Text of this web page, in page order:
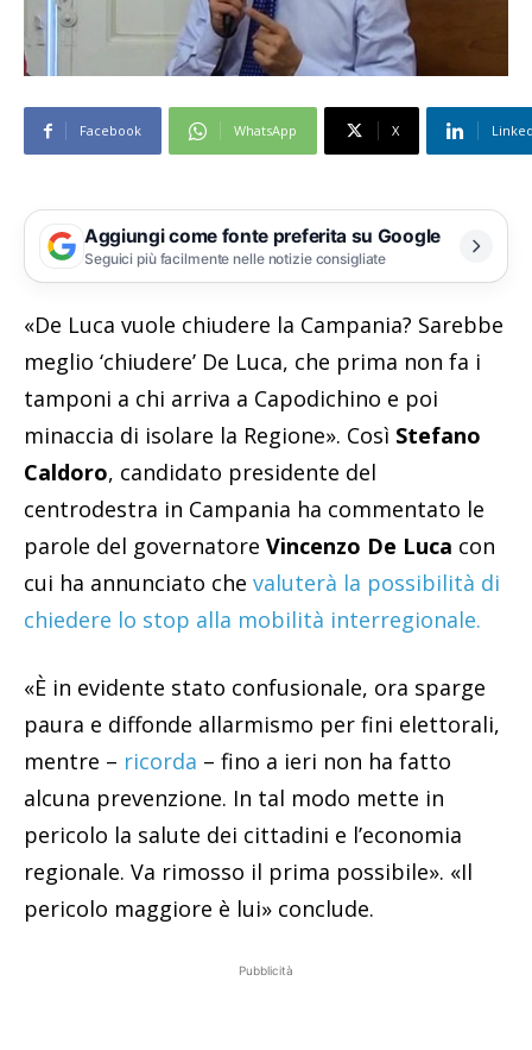
Facebook WhatsApp X
Aggiungi come fonte preferita su Google
Seguici più facilmente nelle notizie consigliate
«De Luca vuole chiudere la Campania? Sarebbe
meglio ‘chiudere’ De Luca, che prima non fa i
tamponi a chi arriva a Capodichino e poi
minaccia di isolare la Regione». Così Stefano
Caldoro, candidato presidente del
centrodestra in Campania ha commentato le
parole del governatore Vincenzo De Luca con
cui ha annunciato che valuterà la possibilità di
chiedere lo stop alla mobilità interregionale.
«È in evidente stato confusionale, ora sparge
paura e diffonde allarmismo per fini elettorali,
mentre – ricorda – fino a ieri non ha fatto
alcuna prevenzione. In tal modo mette in
pericolo la salute dei cittadini e l’economia
regionale. Va rimosso il prima possibile». «Il
pericolo maggiore è lui» conclude.
Pubblicità